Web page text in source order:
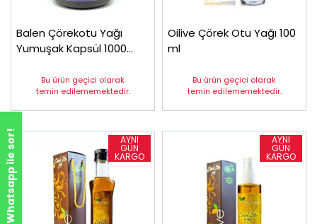
Balen Çörekotu Yağı
Yumuşak Kapsül 1000
Bu ürün geçici olarak
temin edilememektedir.
Oilive Çörek Otu Yağı 100
ml
Bu ürün geçici olarak
temin edilememektedir.
Whatsapp ile sor!